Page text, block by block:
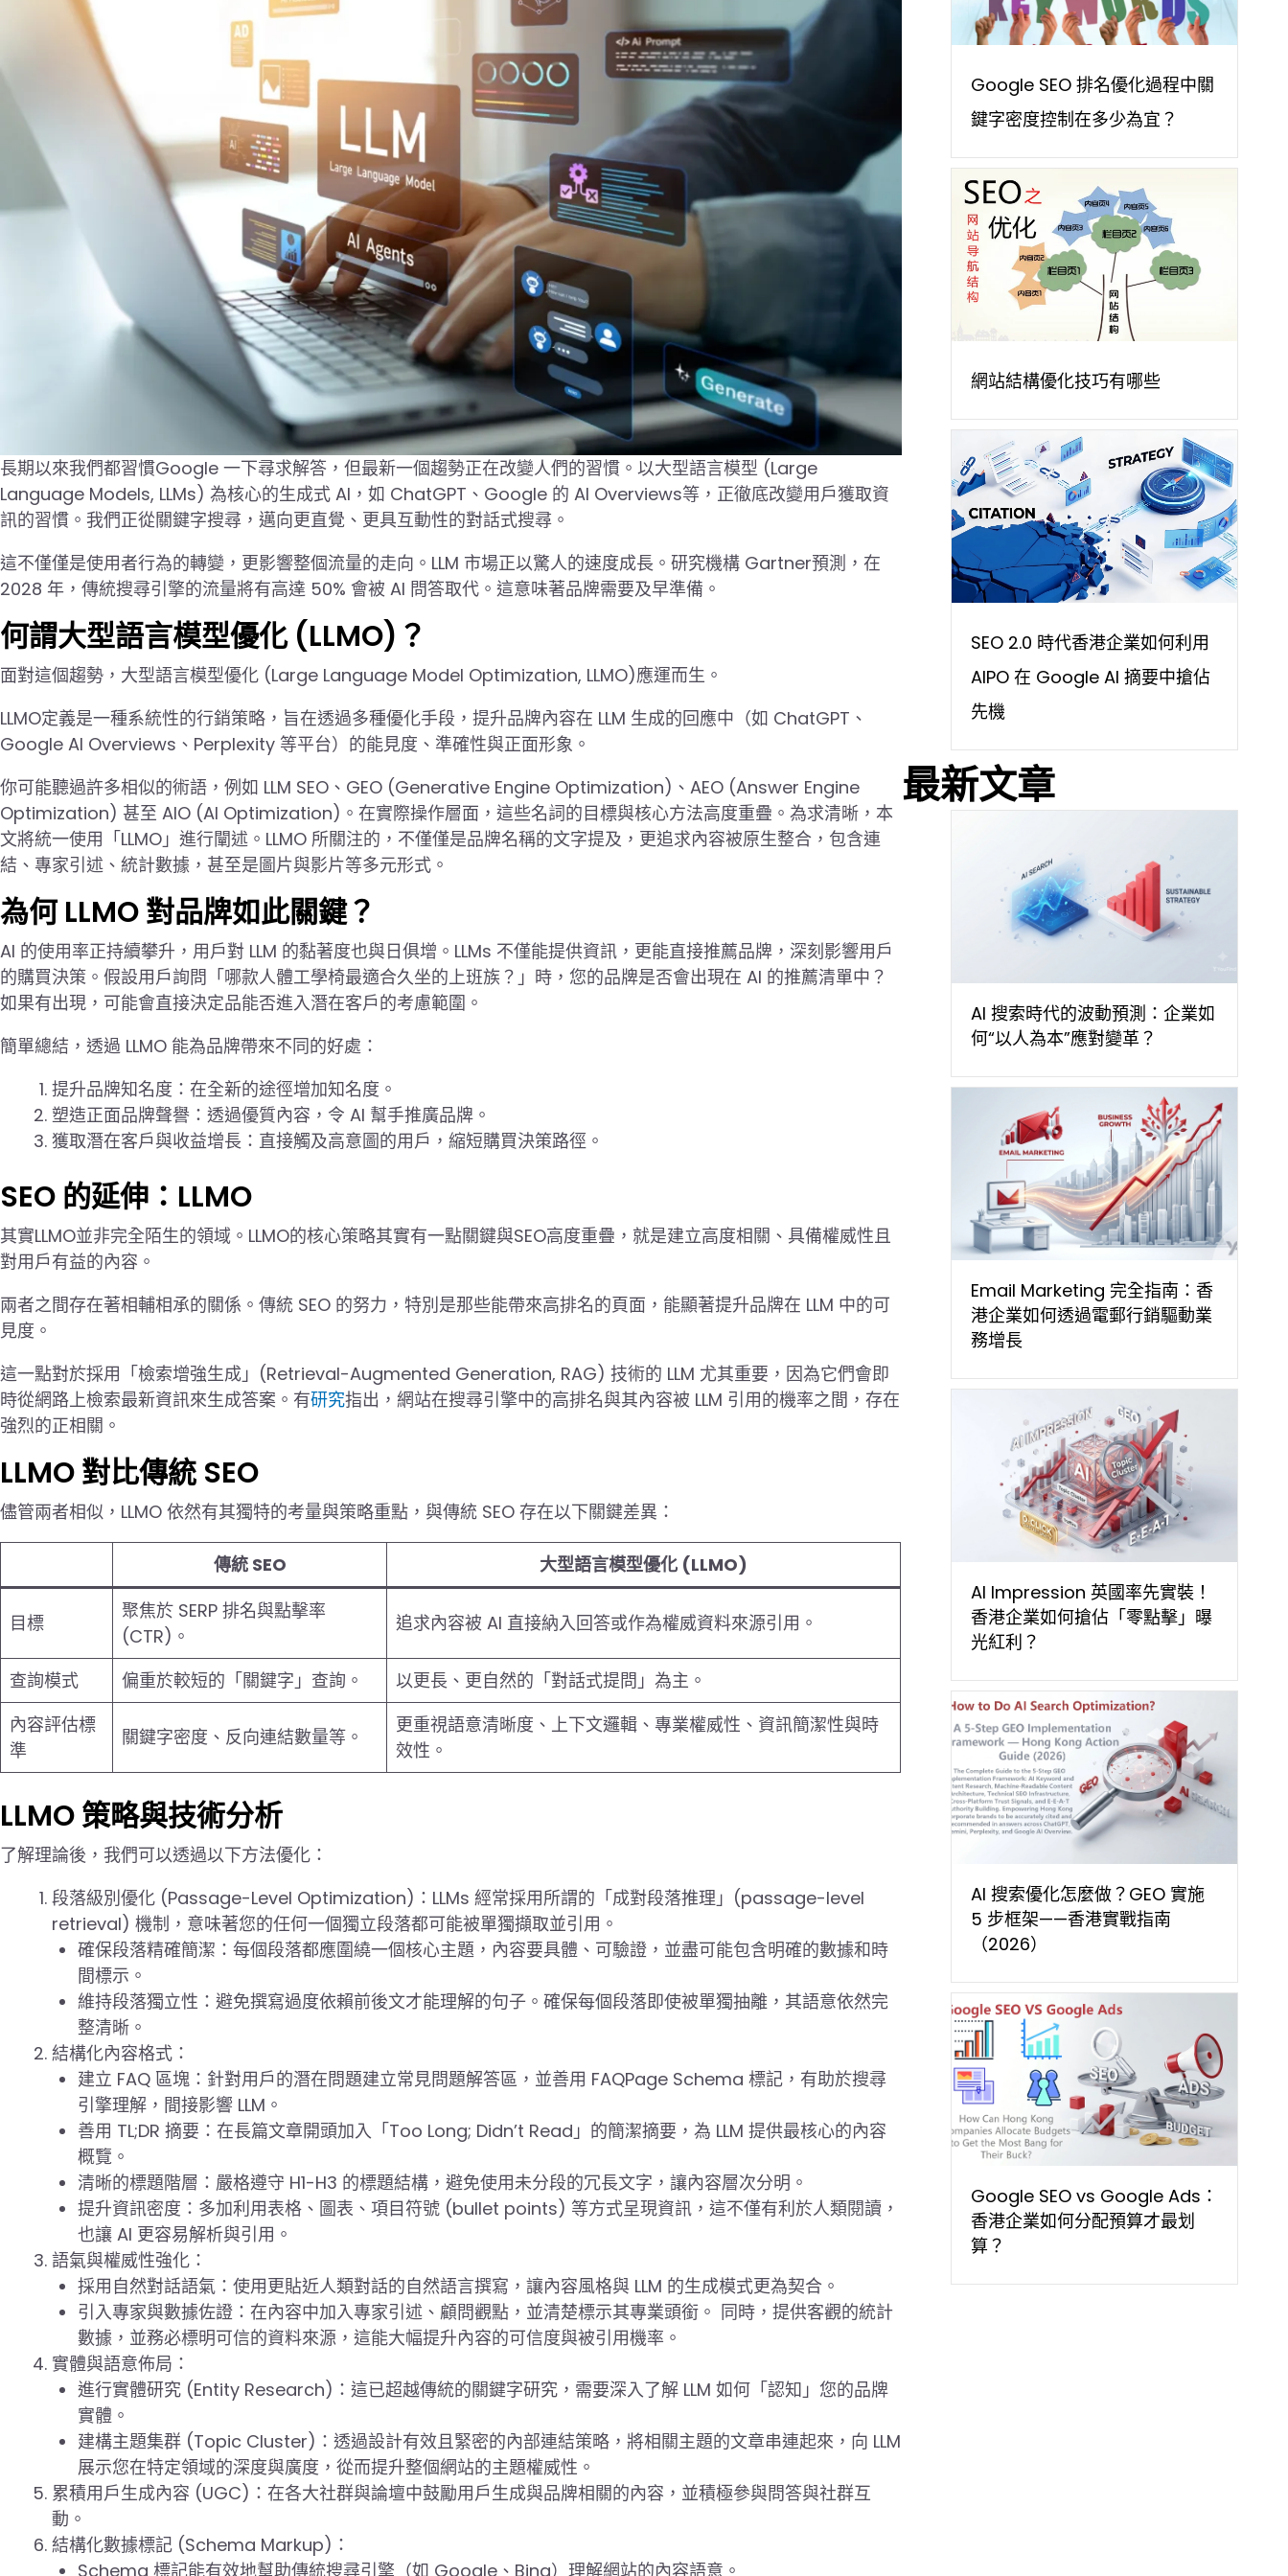
長期以來我們都習慣Google 一下尋求解答，但最新一個趨勢正在改變人們的習慣。以大型語言模型 (Large
Language Models, LLMs) 為核心的生成式 AI，如 ChatGPT、Google 的 AI Overviews等，正徹底改變用戶獲取資
訊的習慣。我們正從關鍵字搜尋，邁向更直覺、更具互動性的對話式搜尋。
這不僅僅是使用者行為的轉變，更影響整個流量的走向。LLM 市場正以驚人的速度成長。研究機構 Gartner預測，在
2028 年，傳統搜尋引擎的流量將有高達 50% 會被 AI 問答取代。這意味著品牌需要及早準備。
何謂大型語言模型優化 (LLMO)？
面對這個趨勢，大型語言模型優化 (Large Language Model Optimization, LLMO)應運而生。
LLMO定義是一種系統性的行銷策略，旨在透過多種優化手段，提升品牌內容在 LLM 生成的回應中（如 ChatGPT、
Google AI Overviews、Perplexity 等平台）的能見度、準確性與正面形象。
你可能聽過許多相似的術語，例如 LLM SEO、GEO (Generative Engine Optimization)、AEO (Answer Engine
Optimization) 甚至 AIO (AI Optimization)。在實際操作層面，這些名詞的目標與核心方法高度重疊。為求清晰，本
文將統一使用「LLMO」進行闡述。LLMO 所關注的，不僅僅是品牌名稱的文字提及，更追求內容被原生整合，包含連
結、專家引述、統計數據，甚至是圖片與影片等多元形式。
為何 LLMO 對品牌如此關鍵？
AI 的使用率正持續攀升，用戶對 LLM 的黏著度也與日俱增。LLMs 不僅能提供資訊，更能直接推薦品牌，深刻影響用戶
的購買決策。假設用戶詢問「哪款人體工學椅最適合久坐的上班族？」時，您的品牌是否會出現在 AI 的推薦清單中？
如果有出現，可能會直接決定品能否進入潛在客戶的考慮範圍。
簡單總結，透過 LLMO 能為品牌帶來不同的好處：
提升品牌知名度：在全新的途徑增加知名度。
塑造正面品牌聲譽：透過優質內容，令 AI 幫手推廣品牌。
獲取潛在客戶與收益增長：直接觸及高意圖的用戶，縮短購買決策路徑。
SEO 的延伸：LLMO
其實LLMO並非完全陌生的領域。LLMO的核心策略其實有一點關鍵與SEO高度重疊，就是建立高度相關、具備權威性且
對用戶有益的內容。
兩者之間存在著相輔相承的關係。傳統 SEO 的努力，特別是那些能帶來高排名的頁面，能顯著提升品牌在 LLM 中的可
見度。
這一點對於採用「檢索增強生成」(Retrieval-Augmented Generation, RAG) 技術的 LLM 尤其重要，因為它們會即
時從網路上檢索最新資訊來生成答案。有研究指出，網站在搜尋引擎中的高排名與其內容被 LLM 引用的機率之間，存在
強烈的正相關。
LLMO 對比傳統 SEO
儘管兩者相似，LLMO 依然有其獨特的考量與策略重點，與傳統 SEO 存在以下關鍵差異：
傳統 SEO 大型語言模型優化 (LLMO)
目標
聚焦於 SERP 排名與點擊率
(CTR)。
追求內容被 AI 直接納入回答或作為權威資料來源引用。
查詢模式 偏重於較短的「關鍵字」查詢。
以更長、更自然的「對話式提問」為主。
內容評估標
準
關鍵字密度、反向連結數量等。
更重視語意清晰度、上下文邏輯、專業權威性、資訊簡潔性與時
效性。
LLMO 策略與技術分析
了解理論後，我們可以透過以下方法優化：
段落級別優化 (Passage-Level Optimization)：LLMs 經常採用所謂的「成對段落推理」(passage-level
retrieval) 機制，意味著您的任何一個獨立段落都可能被單獨擷取並引用。
確保段落精確簡潔：每個段落都應圍繞一個核心主題，內容要具體、可驗證，並盡可能包含明確的數據和時
間標示。
維持段落獨立性：避免撰寫過度依賴前後文才能理解的句子。確保每個段落即使被單獨抽離，其語意依然完
整清晰。
結構化內容格式：
建立 FAQ 區塊：針對用戶的潛在問題建立常見問題解答區，並善用 FAQPage Schema 標記，有助於搜尋
引擎理解，間接影響 LLM。
善用 TL;DR 摘要：在長篇文章開頭加入「Too Long; Didn’t Read」的簡潔摘要，為 LLM 提供最核心的內容
概覽。
清晰的標題階層：嚴格遵守 H1-H3 的標題結構，避免使用未分段的冗長文字，讓內容層次分明。
提升資訊密度：多加利用表格、圖表、項目符號 (bullet points) 等方式呈現資訊，這不僅有利於人類閱讀，
也讓 AI 更容易解析與引用。
語氣與權威性強化：
採用自然對話語氣：使用更貼近人類對話的自然語言撰寫，讓內容風格與 LLM 的生成模式更為契合。
引入專家與數據佐證：在內容中加入專家引述、顧問觀點，並清楚標示其專業頭銜。 同時，提供客觀的統計
數據，並務必標明可信的資料來源，這能大幅提升內容的可信度與被引用機率。
實體與語意佈局：
進行實體研究 (Entity Research)：這已超越傳統的關鍵字研究，需要深入了解 LLM 如何「認知」您的品牌
實體。
建構主題集群 (Topic Cluster)：透過設計有效且緊密的內部連結策略，將相關主題的文章串連起來，向 LLM
展示您在特定領域的深度與廣度，從而提升整個網站的主題權威性。
累積用戶生成內容 (UGC)：在各大社群與論壇中鼓勵用戶生成與品牌相關的內容，並積極參與問答與社群互
動。
結構化數據標記 (Schema Markup)：
Schema 標記能有效地幫助傳統搜尋引擎（如 Google、Bing）理解網站的內容語意。
Google SEO 排名優化過程中關
鍵字密度控制在多少為宜？
網站結構優化技巧有哪些
SEO 2.0 時代香港企業如何利用
AIPO 在 Google AI 摘要中搶佔
先機
最新文章
AI 搜索時代的波動預測：企業如
何“以人為本”應對變革？
Email Marketing 完全指南：香
港企業如何透過電郵行銷驅動業
務增長
AI Impression 英國率先實裝！
香港企業如何搶佔「零點擊」曝
光紅利？
AI 搜索優化怎麼做？GEO 實施
5 步框架——香港實戰指南
（2026）
Google SEO vs Google Ads：
香港企業如何分配預算才最划
算？